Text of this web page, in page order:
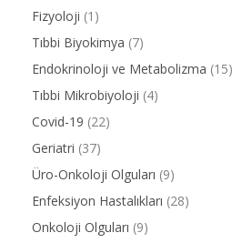
Fizyoloji (1)
Tıbbi Biyokimya (7)
Endokrinoloji ve Metabolizma (15)
Tıbbi Mikrobiyoloji (4)
Covid-19 (22)
Geriatri (37)
Üro-Onkoloji Olguları (9)
Enfeksiyon Hastalıkları (28)
Onkoloji Olguları (9)